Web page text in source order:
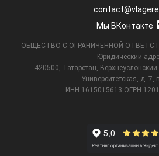
Мы ВКонтакте
ОБЩЕСТВО С ОГРАНИЧЕННОЙ
Юридический
420500, Татарстан, Верхнеуслонский
Университетская,
д. 7,
ИНН 1615015613 ОГРН